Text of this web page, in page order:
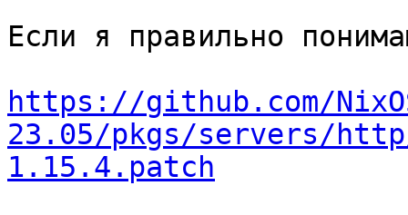
Если я правильно
https://github.com/
23.05/pkgs/servers/
1.15.4.patch